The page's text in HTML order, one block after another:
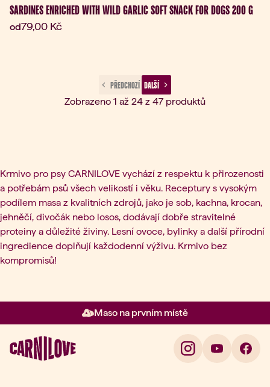
SARDINES ENRICHED WITH WILD GARLIC SOFT SNACK FOR DOGS 200 G
odAktuální cena:
79,00 Kč
PŘEDCHOZÍ DALŠÍ
Zobrazeno 1 až 24 z 47 produktů
Krmivo pro psy CARNILOVE vychází z respektu k přirozenosti
a potřebám psů všech velikostí i věku. Receptury s vysokým
podílem masa z kvalitních zdrojů, jako je sob, kachna, krocan,
jehněčí, divočák nebo losos, dodávají dobře stravitelné
proteiny a důležité živiny. Lesní ovoce, bylinky a další přírodní
ingredience doplňují každodenní výživu. Krmivo bez
kompromisů!
Maso na prvním místě
Položka 2 z 3: Maso na prvním